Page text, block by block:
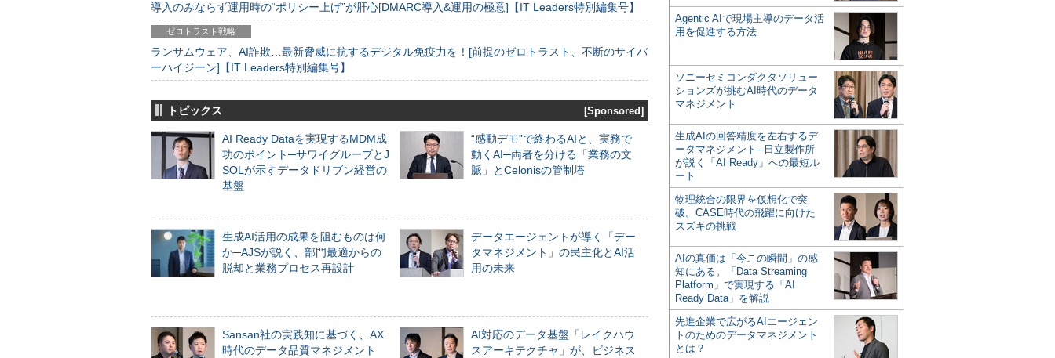
導入のみならず運用時の“ポリシー上げ”が肝心[DMARC導入&運用の極意]【IT Leaders特別編集号】
ゼロトラスト戦略
ランサムウェア、AI詐欺…最新脅威に抗するデジタル免疫力を！[前提のゼロトラスト、不断のサイバ
ーハイジーン]【IT Leaders特別編集号】
トピックス [Sponsored]
AI Ready Dataを実現するMDM成
功のポイント─サワイグループとJ
SOLが示すデータドリブン経営の
基盤
“感動デモ”で終わるAIと、実務で
動くAI─両者を分ける「業務の文
脈」とCelonisの管制塔
生成AI活用の成果を阻むものは何
か─AJSが説く、部門最適からの
脱却と業務プロセス再設計
データエージェントが導く「デー
タマネジメント」の民主化とAI活
用の未来
Sansan社の実践知に基づく、AX
時代のデータ品質マネジメント
AI対応のデータ基盤「レイクハウ
スアーキテクチャ」が、ビジネス
Agentic AIで現場主導のデータ活
用を促進する方法
ソニーセミコンダクタソリュー
ションズが挑むAI時代のデータ
マネジメント
生成AIの回答精度を左右するデ
ータマネジメント─日立製作所
が説く「AI Ready」への最短ル
ート
物理統合の限界を仮想化で突
破。CASE時代の飛躍に向けた
スズキの挑戦
AIの真価は「今この瞬間」の感
知にある。「Data Streaming
Platform」で実現する「AI
Ready Data」を解説
先進企業で広がるAIエージェン
トのためのデータマネジメント
とは？